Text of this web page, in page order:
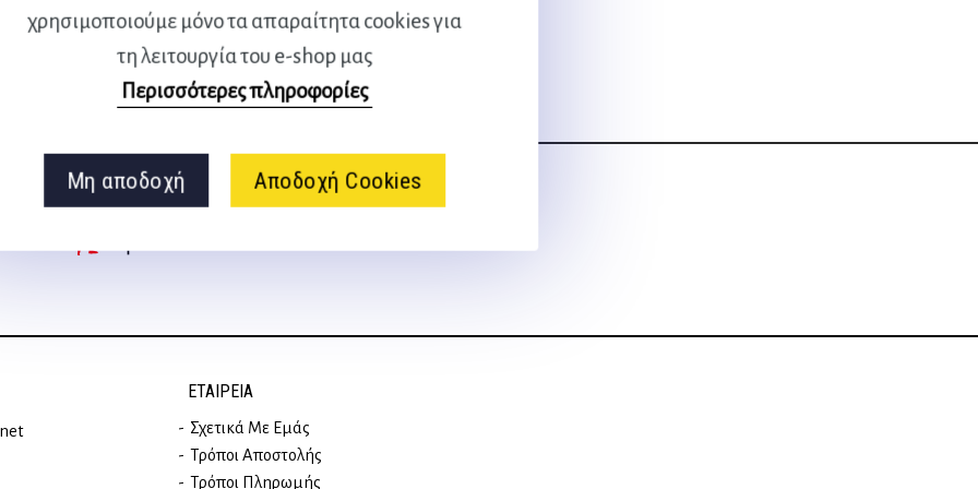
χρησιμοποιούμε μόνο τα απαραίτητα cookies για
τη λειτουργία του e-shop μας
Περισσότερες πληροφορίες
Μη αποδοχή Αποδοχή Cookies
was:
10,90 €.
τιμή
είναι:
9,81 €.
Ακολουθήστε μας
στα social media
ΕΤΑΙΡΕΊΑ
Σχετικά Με Εμάς
Τρόποι Αποστολής
Τρόποι Πληρωμής